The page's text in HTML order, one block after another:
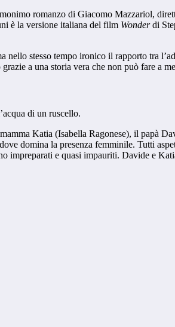
romanzo di Giacomo Mazzariol,
è la versione italiana del film Wonderdi
stesso tempo ironico il rapporto tra
a una storia vera che non può fare a
di un ruscello.
Katia (Isabella Ragonese), il papà
domina la presenza femminile. Tutti
e quasi impauriti. Davide e